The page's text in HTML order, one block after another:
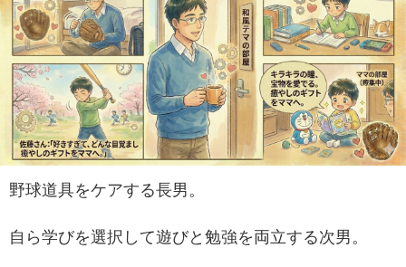
野球道具をケアする長男。
自ら学びを選択して遊びと勉強を両立する次男。